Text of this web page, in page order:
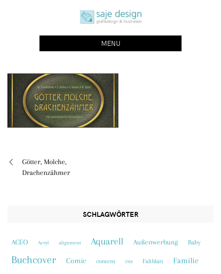
saje design bonn
grafikdesign | buchgestaltung | illustration
MENU
Beitragsnavigation
Götter, Molche,
Drachenzähmer
SCHLAGWÖRTER
ACEO Acryl alignment Aquarell Außenwerbung Baby
Buchcover Comic content css Faltblatt Familie